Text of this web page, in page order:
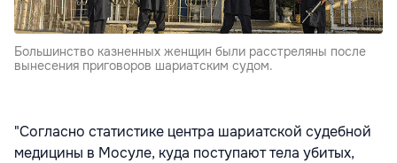
Большинство казненных женщин были расстреляны после
вынесения приговоров шариатским судом.
"Согласно статистике центра шариатской судебной
медицины в Мосуле, куда поступают тела убитых,